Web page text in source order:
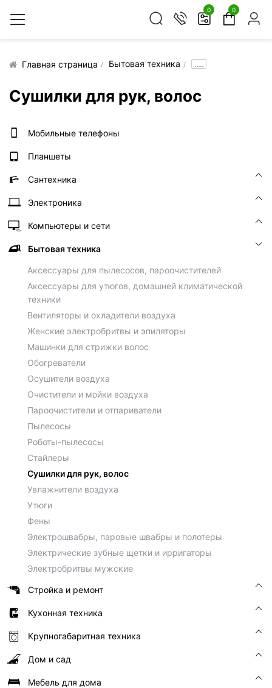
0 0
Главная страница Бытовая техника .....
Сушилки для рук, волос
Мобильные телефоны
Планшеты
Сантехника
Электроника
Компьютеры и сети
Бытовая техника
Аксессуары для пылесосов, пароочистителей
Аксессуары для утюгов, домашней климатической
техники
Вентиляторы и охладители воздуха
Женские электробритвы и эпиляторы
Машинки для стрижки волос
Обогреватели
Осушители воздуха
Очистители и мойки воздуха
Пароочистители и отпариватели
Пылесосы
Роботы-пылесосы
Стайлеры
Сушилки для рук, волос
Увлажнители воздуха
Утюги
Фены
Электрошвабры, паровые швабры и полотеры
Электрические зубные щетки и ирригаторы
Электробритвы мужские
Стройка и ремонт
Кухонная техника
Крупногабаритная техника
Дом и сад
Мебель для дома